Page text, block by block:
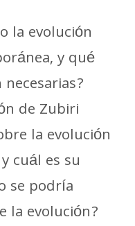
la evolución
y qué
de Zubiri
la evolución
cuál es su
se podría
la evolución?